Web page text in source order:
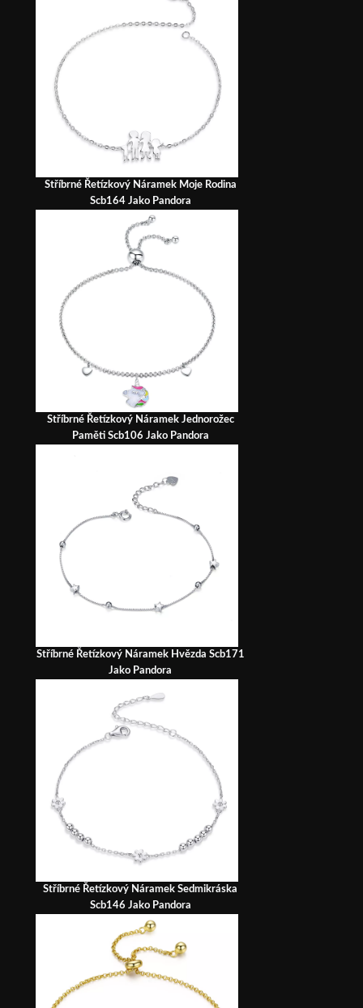
Stříbrné Řetízkový Náramek Moje Rodina
Scb164 Jako Pandora
Stříbrné Řetízkový Náramek Jednorožec
Paměti Scb106 Jako Pandora
Stříbrné Řetízkový Náramek Hvězda Scb171
Jako Pandora
Stříbrné Řetízkový Náramek Sedmikráska
Scb146 Jako Pandora